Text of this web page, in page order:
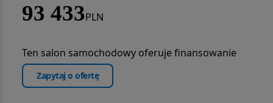
93 433PLN
Ten salon samochodowy oferuje finansowanie
Zapytaj o ofertę